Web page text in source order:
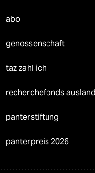
abo
genossenschaft
taz zahl ich
recherchefonds ausland
panterstiftung
panterpreis 2026